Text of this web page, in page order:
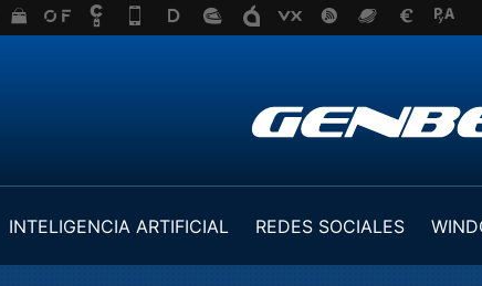
INTELIGENCIA ARTIFICIAL REDES SOCIALES